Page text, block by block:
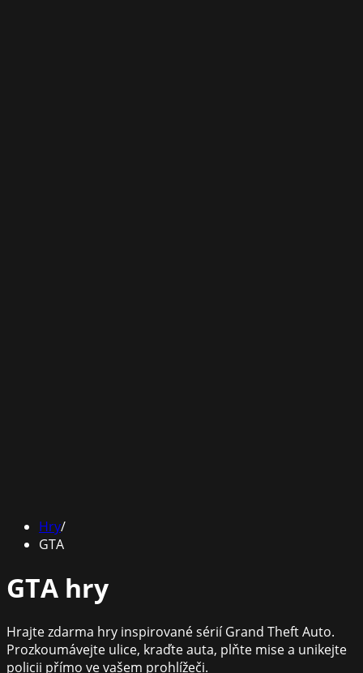
Hry/
GTA
GTA hry
Hrajte zdarma hry inspirované sérií Grand Theft Auto.
Prozkoumávejte ulice, kraďte auta, plňte mise a unikejte
policii přímo ve vašem prohlížeči.